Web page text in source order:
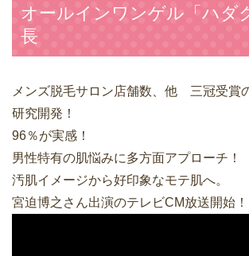
オールインワンゲル「ハダ
長
メンズ脱毛サロン店舗数、他 三冠受賞
研究開発！
96％が実感！
男性特有の肌悩みに多方面アプローチ！
汚肌イメージから好印象なモテ肌へ。
宮迫博之さん出演のテレビCM放送開始！